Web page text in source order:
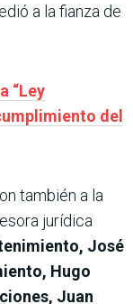
a la fianza de
“Ley
del
también a la
jurídica
José
Hugo
Juan